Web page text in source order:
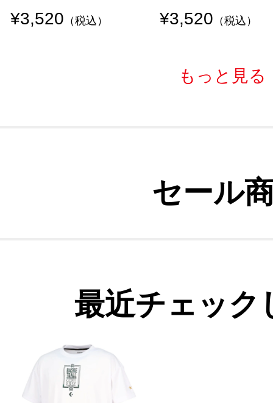
¥3,520 （税込） ¥3,520 （税込）
もっと見る
セール
最近チェック